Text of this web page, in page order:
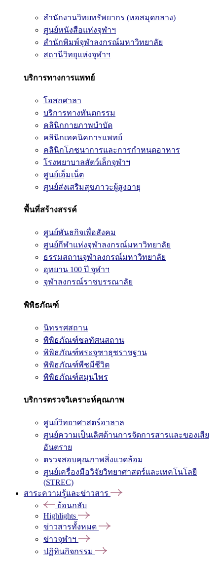
สำนักงานวิทยทรัพยากร (หอสมุดกลาง)
ศูนย์หนังสือแห่งจุฬาฯ
สำนักพิมพ์จุฬาลงกรณ์มหาวิทยาลัย
สถานีวิทยุแห่งจุฬาฯ
บริการทางการแพทย์
โอสถศาลา
บริการทางทันตกรรม
คลินิกกายภาพบำบัด
คลินิกเทคนิคการแพทย์
คลินิกโภชนาการและการกำหนดอาหาร
โรงพยาบาลสัตว์เล็กจุฬาฯ
ศูนย์เอ็มเน็ต
ศูนย์ส่งเสริมสุขภาวะผู้สูงอายุ
พื้นที่สร้างสรรค์
ศูนย์พันธกิจเพื่อสังคม
ศูนย์กีฬาแห่งจุฬาลงกรณ์มหาวิทยาลัย
ธรรมสถานจุฬาลงกรณ์มหาวิทยาลัย
อุทยาน 100 ปี จุฬาฯ
จุฬาลงกรณ์ราชบรรณาลัย
พิพิธภัณฑ์
นิทรรศสถาน
พิพิธภัณฑ์ชลทัศนสถาน
พิพิธภัณฑ์พระจุฑาธุชราชฐาน
พิพิธภัณฑ์พืชมีชีวิต
พิพิธภัณฑ์สมุนไพร
บริการตรวจวิเคราะห์คุณภาพ
ศูนย์วิทยาศาสตร์ฮาลาล
ศูนย์ความเป็นเลิศด้านการจัดการสารและของเสีย
อันตราย
ตรวจสอบคุณภาพสิ่งแวดล้อม
ศูนย์เครื่องมือวิจัยวิทยาศาสตร์และเทคโนโลยี
(STREC)
สาระความรู้และข่าวสาร
ย้อนกลับ
Highlights
ข่าวสารทั้งหมด
ข่าวจุฬาฯ
ปฏิทินกิจกรรม